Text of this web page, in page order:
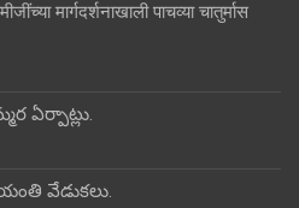
मार्गदर्शनाखाली पाचव्या चातुर्मास
ఏర్పాట్లు.
వేడుకలు.